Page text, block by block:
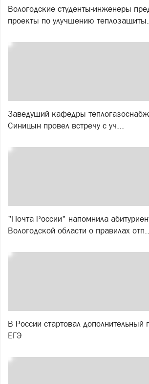
Вологодские студенты-инженеры
проекты по улучшению
Заведущий кафедры
Синицын провел встречу с уч...
"Почта России" напомнила
Вологодской области о правилах
В России стартовал дополнительный
ЕГЭ